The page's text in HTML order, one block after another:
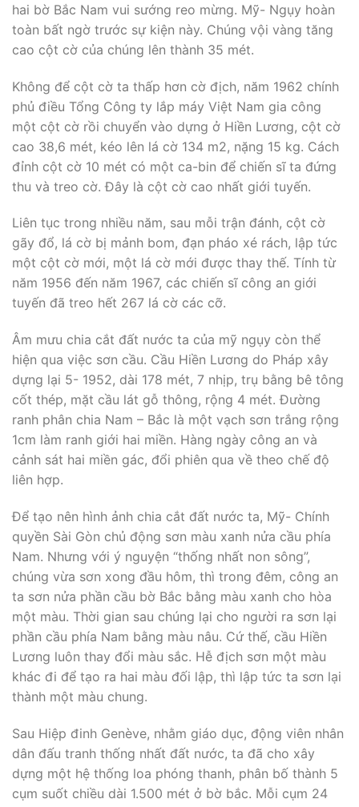
hai bờ Bắc Nam vui sướng reo mừng. Mỹ- Ngụy hoàn
toàn bất ngờ trước sự kiện này. Chúng vội vàng tăng
cao cột cờ của chúng lên thành 35 mét.
Không để cột cờ ta thấp hơn cờ địch, năm 1962 chính
phủ điều Tổng Công ty lắp máy Việt Nam gia công
một cột cờ rồi chuyển vào dựng ở Hiền Lương, cột cờ
cao 38,6 mét, kéo lên lá cờ 134 m2, nặng 15 kg. Cách
đỉnh cột cờ 10 mét có một ca-bin để chiến sĩ ta đứng
thu và treo cờ. Đây là cột cờ cao nhất giới tuyến.
Liên tục trong nhiều năm, sau mỗi trận đánh, cột cờ
gãy đổ, lá cờ bị mảnh bom, đạn pháo xé rách, lập tức
một cột cờ mới, một lá cờ mới được thay thế. Tính từ
năm 1956 đến năm 1967, các chiến sĩ công an giới
tuyến đã treo hết 267 lá cờ các cỡ.
Âm mưu chia cắt đất nước ta của mỹ ngụy còn thể
hiện qua việc sơn cầu. Cầu Hiền Lương do Pháp xây
dựng lại 5- 1952, dài 178 mét, 7 nhịp, trụ bằng bê tông
cốt thép, mặt cầu lát gỗ thông, rộng 4 mét. Đường
ranh phân chia Nam – Bắc là một vạch sơn trắng rộng
1cm làm ranh giới hai miền. Hàng ngày công an và
cảnh sát hai miền gác, đổi phiên qua về theo chế độ
liên hợp.
Để tạo nên hình ảnh chia cắt đất nước ta, Mỹ- Chính
quyền Sài Gòn chủ động sơn màu xanh nửa cầu phía
Nam. Nhưng với ý nguyện “thống nhất non sông”,
chúng vừa sơn xong đầu hôm, thì trong đêm, công an
ta sơn nửa phần cầu bờ Bắc bằng màu xanh cho hòa
một màu. Thời gian sau chúng lại cho người ra sơn lại
phần cầu phía Nam bằng màu nâu. Cứ thế, cầu Hiền
Lương luôn thay đổi màu sắc. Hễ địch sơn một màu
khác đi để tạo ra hai màu đối lập, thì lập tức ta sơn lại
thành một màu chung.
Sau Hiệp đinh Genève, nhằm giáo dục, động viên nhân
dân đấu tranh thống nhất đất nước, ta đã cho xây
dựng một hệ thống loa phóng thanh, phân bố thành 5
cụm suốt chiều dài 1.500 mét ở bờ bắc. Mỗi cụm 24